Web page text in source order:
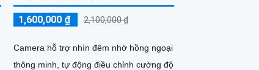
1,600,000 ₫ 2,100,000 ₫
Camera hỗ trợ nhìn đêm nhờ hồng ngoại
thông minh, tự động điều chỉnh cường độ